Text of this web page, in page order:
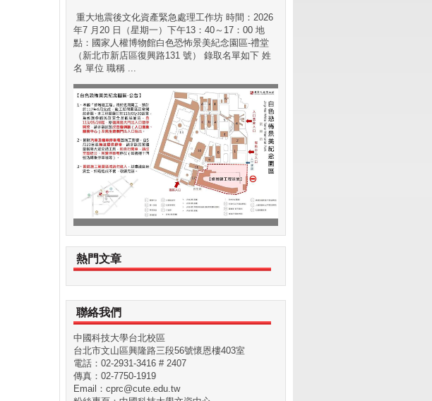
重大地震後文化資產緊急處理工作坊 時間：2026
年7 月20 日（星期⼀）下午13：40～17：00 地
點：國家⼈權博物館白色恐怖景美紀念園區-禮堂
（新北市新店區復興路131 號） 錄取名單如下 姓
名 單位 職稱 ...
熱門文章
聯絡我們
中國科技大學台北校區
台北市文山區興隆路三段56號懷恩樓403室
電話：02-2931-3416 # 2407
傳真：02-7750-1919
Email：cprc@cute.edu.tw